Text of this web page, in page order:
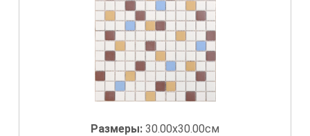
Размеры: 30.00x30.00см